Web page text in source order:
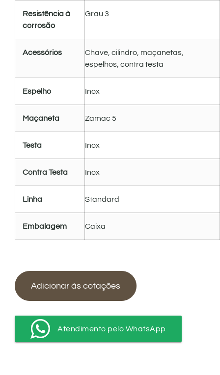
Resistência à
corrosão
Grau 3
Acessórios
Chave, cilindro, maçanetas,
espelhos, contra testa
Espelho Inox
Maçaneta Zamac 5
Testa Inox
Contra Testa Inox
Linha Standard
Embalagem Caixa
Adicionar às cotações
Atendimento pelo WhatsApp